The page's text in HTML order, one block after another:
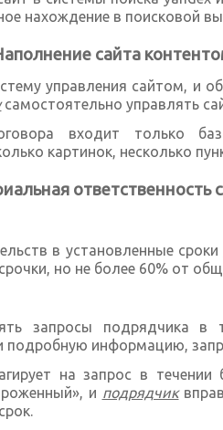
нахождение в поисковой
сайта
управления сайтом, и
самостоятельно управлять
входит только
картинок, несколько
ответственность
в установленные сроки
но не более 60% от
запросы подрядчика в
подробную информацию,
на запрос в течении
и подрядчик